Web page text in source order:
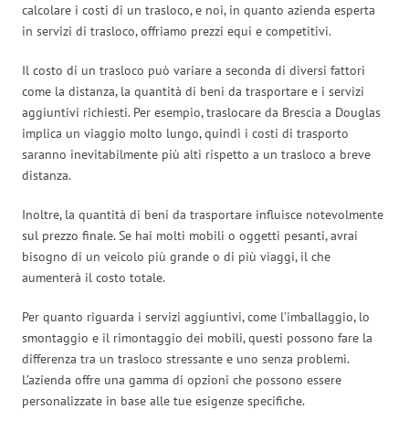
calcolare i costi di un trasloco, e noi, in quanto azienda esperta
in servizi di trasloco, offriamo prezzi equi e competitivi.
Il costo di un trasloco può variare a seconda di diversi fattori
come la distanza, la quantità di beni da trasportare e i servizi
aggiuntivi richiesti. Per esempio, traslocare da Brescia a Douglas
implica un viaggio molto lungo, quindi i costi di trasporto
saranno inevitabilmente più alti rispetto a un trasloco a breve
distanza.
Inoltre, la quantità di beni da trasportare influisce notevolmente
sul prezzo finale. Se hai molti mobili o oggetti pesanti, avrai
bisogno di un veicolo più grande o di più viaggi, il che
aumenterà il costo totale.
Per quanto riguarda i servizi aggiuntivi, come l’imballaggio, lo
smontaggio e il rimontaggio dei mobili, questi possono fare la
differenza tra un trasloco stressante e uno senza problemi.
L’azienda offre una gamma di opzioni che possono essere
personalizzate in base alle tue esigenze specifiche.